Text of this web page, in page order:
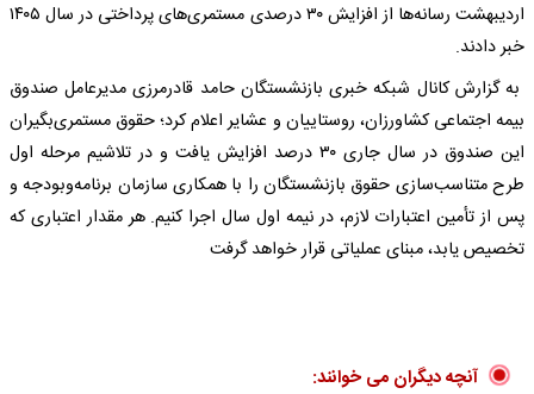
اردیبهشت رسانه‌ها از افزایش ۳۰ درصدی مستمری‌های پرداختی در سال ۱۴۰۵
خبر دادند.
به گزارش کانال شبکه خبری بازنشستگان حامد قادرمرزی مدیرعامل صندوق
بیمه اجتماعی کشاورزان، روستاییان و عشایر اعلام کرد؛ حقوق مستمری‌بگیران
این صندوق در سال جاری ۳۰ درصد افزایش یافت و در تلاشیم مرحله اول
طرح متناسب‌سازی حقوق بازنشستگان را با همکاری سازمان برنامه‌وبودجه و
پس از تأمین اعتبارات لازم، در نیمه اول سال اجرا کنیم. هر مقدار اعتباری که
تخصیص یابد، مبنای عملیاتی قرار خواهد گرفت
آنچه دیگران می خوانند: